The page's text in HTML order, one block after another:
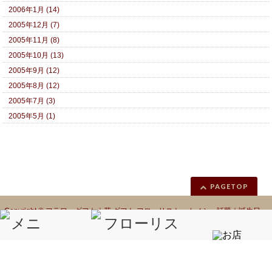
2006年1月 (14)
2005年12月 (7)
2005年11月 (8)
2005年10月 (13)
2005年9月 (12)
2005年8月 (12)
2005年7月 (3)
2005年5月 (1)
PAGETOP
Copyright ©フラワーギフト｜花 ギフト フローリスト カノシェ話題｜誕生日
花｜胡蝶蘭｜プリザーブドフラワー All Rights Reserved.